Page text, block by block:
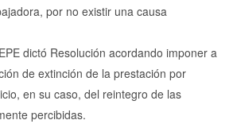
por no existir una causa
dictó Resolución acordando imponer a
de extinción de la prestación por
en su caso, del reintegro de las
percibidas.